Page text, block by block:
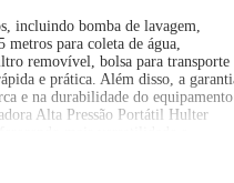
incluindo bomba de lavagem,
metros para coleta de água,
removível, bolsa para transporte
e prática. Além disso, a
e na durabilidade do
Alta Pressão Portátil Hulter